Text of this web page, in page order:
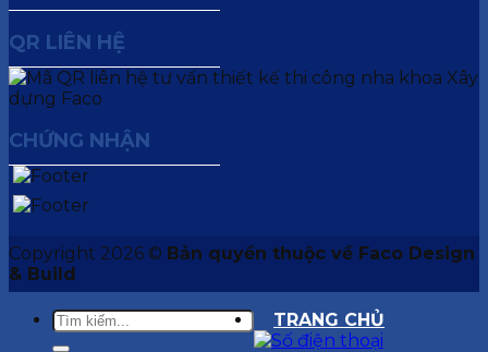
QR LIÊN HỆ
CHỨNG NHẬN
Copyright 2026 © Bản quyền thuộc về Faco Design
& Build
TRANG CHỦ